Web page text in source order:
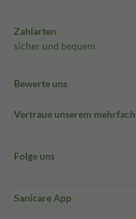
Zahlarten
sicher und bequem
Bewerte uns
Vertraue unserem
Folge uns
Sanicare App